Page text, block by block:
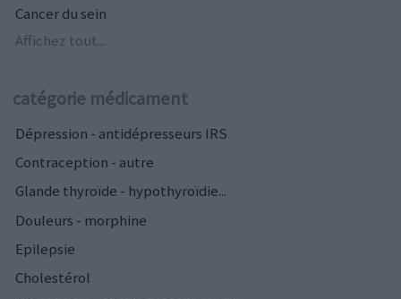
Cancer du sein
Affichez tout...
catégorie médicament
Dépression - antidépresseurs IRS
Contraception - autre
Glande thyroïde - hypothyroïdie...
Douleurs - morphine
Epilepsie
Cholestérol